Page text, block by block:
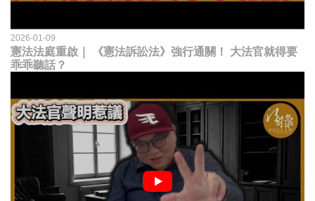
2026-01-09
憲法法庭重啟｜ 《憲法訴訟法》強行通關！ 大法官就得要
乖乖聽話？